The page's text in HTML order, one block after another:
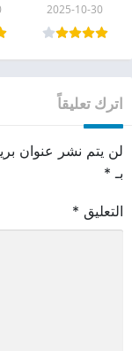
2025-10-30
اترك تعليقاً
لن يتم نشر عنوان
بـ *
التعليق *